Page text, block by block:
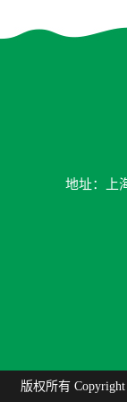
地址：上
版权所有